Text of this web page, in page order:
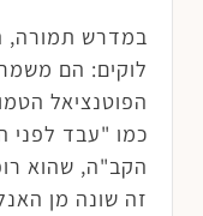
במדרש תמורה,
לוקים: הם
הפוטנציאל
כמו "עבד לפני
הקב"ה, שהוא
זה שונה מן